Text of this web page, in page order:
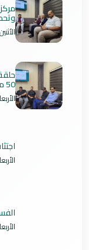
الأثنين 27 كانون الثاني 2025
50 مليون زائر في...
الأربعاء 04
الأربعاء 17
الأربعاء 17